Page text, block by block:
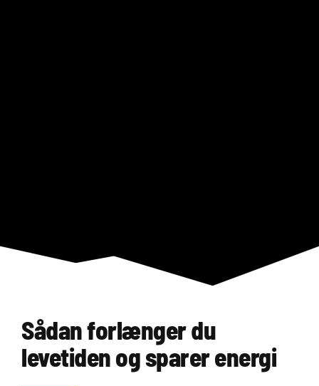
Sådan forlænger du
levetiden og sparer energi